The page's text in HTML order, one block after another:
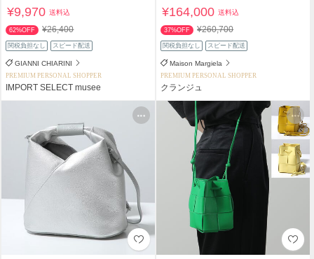
¥9,970送料込
62%OFF ¥26,400
関税負担なし スピード配送
GIANNI CHIARINI
PREMIUM PERSONAL SHOPPER
IMPORT SELECT musee
¥164,000送料込
37%OFF ¥260,700
関税負担なし スピード配送
Maison Margiela
PREMIUM PERSONAL SHOPPER
クランジュ